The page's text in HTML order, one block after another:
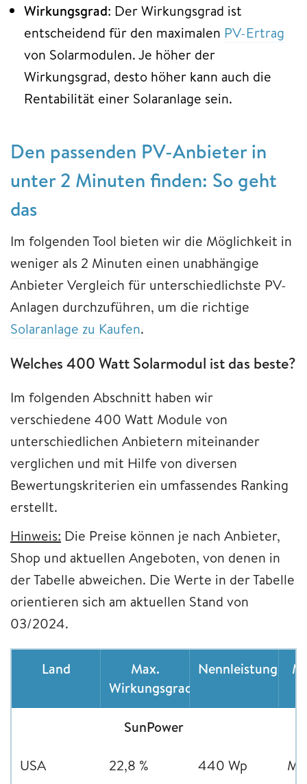
Wirkungsgrad: Der Wirkungsgrad ist
entscheidend für den maximalen PV-Ertrag
von Solarmodulen. Je höher der
Wirkungsgrad, desto höher kann auch die
Rentabilität einer Solaranlage sein.
Den passenden PV-Anbieter in
unter 2 Minuten finden: So geht
das
Im folgenden Tool bieten wir die Möglichkeit in
weniger als 2 Minuten einen unabhängige
Anbieter Vergleich für unterschiedlichste PV-
Anlagen durchzuführen, um die richtige
Solaranlage zu Kaufen.
Welches 400 Watt Solarmodul ist das beste?
Im folgenden Abschnitt haben wir
verschiedene 400 Watt Module von
unterschiedlichen Anbietern miteinander
verglichen und mit Hilfe von diversen
Bewertungskriterien ein umfassendes Ranking
erstellt.
Hinweis: Die Preise können je nach Anbieter,
Shop und aktuellen Angeboten, von denen in
der Tabelle abweichen. Die Werte in der Tabelle
orientieren sich am aktuellen Stand von
03/2024.
Land
Max.
Wirkungsgrad
Nennleistung
SunPower
USA 22,8 % 440 Wp